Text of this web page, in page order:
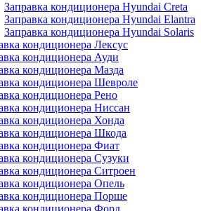
Заправка кондиционера Hyundai Creta
Заправка кондиционера Hyundai Elantra
Заправка кондиционера Hyundai Solaris
кондиционера Лексус
кондиционера Ауди
кондиционера Мазда
кондиционера Шевроле
кондиционера Рено
кондиционера Ниссан
кондиционера Хонда
кондиционера Шкода
кондиционера Фиат
кондиционера Сузуки
кондиционера Ситроен
кондиционера Опель
кондиционера Порше
кондиционера Форд